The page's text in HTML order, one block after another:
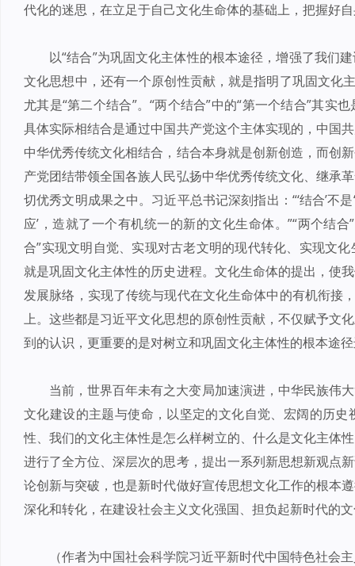
代化的迷思，在立足于自己文化生命体的基础上，把握好
以“结合”为巩固文化主体性的根本途径，增强了我们
文化思想中，还有一个原创性贡献，就是指明了巩固文化
尤其是“第二个结合”。“两个结合”中的“第一个结合”其实
具体实际相结合是通过中国共产党这个主体实现的，中国
中华优秀传统文化相结合，结合本身就是创新创造，而创
产党团结带领全国各族人民弘扬中华优秀传统文化、继承
切优秀文明成果之中。习近平总书记深刻指出：“‘结合’不
应’，造就了一个有机统一的新的文化生命体。”“两个结
合”实现文明自觉、实现对古老文明的现代转化、实现文
就是巩固文化主体性的历史进程。文化生命体的提出，使
发展脉络，实现了传统与现代在文化生命体中的有机衔接
上。这些都是习近平文化思想的原创性贡献，不仅赋予文
到的认识，更重要的是对树立和巩固文化主体性的根本途
当前，世界百年未有之大变局加速演进，中华民族伟
文化建设的主题与使命，以坚定的文化自觉、宏阔的历
性、我们的文化主体性是怎么样树立的、什么是文化主体
进行了全方位、深层次的思考，提出一系列新思想新观点
论创新与突破，也是新时代做好宣传思想文化工作的根本
深化和转化，在建设社会主义文化强国、担负起新时代的
（作者为中国社会科学院习近平新时代中国特色社会